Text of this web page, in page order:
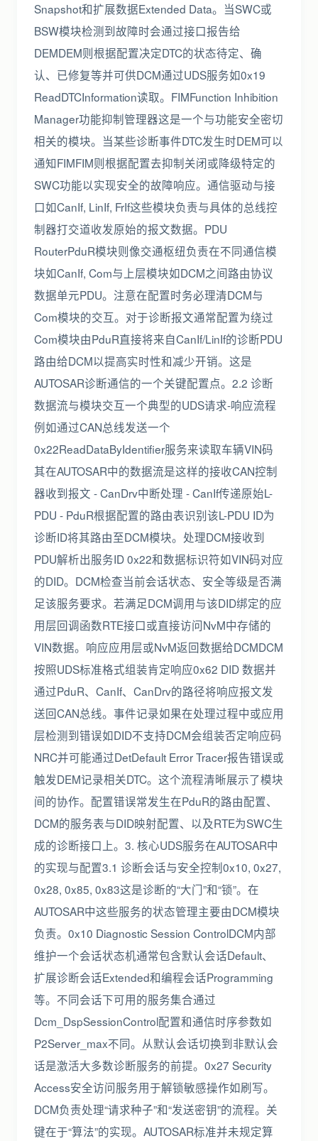
Snapshot和扩展数据Extended Data。当SWC或
BSW模块检测到故障时会通过接口报告给
DEMDEM则根据配置决定DTC的状态待定、确
认、已修复等并可供DCM通过UDS服务如0x19
ReadDTCInformation读取。FIMFunction Inhibition
Manager功能抑制管理器这是一个与功能安全密切
相关的模块。当某些诊断事件DTC发生时DEM可以
通知FIMFIM则根据配置去抑制关闭或降级特定的
SWC功能以实现安全的故障响应。通信驱动与接
口如CanIf, LinIf, FrIf这些模块负责与具体的总线控
制器打交道收发原始的报文数据。PDU
RouterPduR模块则像交通枢纽负责在不同通信模
块如CanIf, Com与上层模块如DCM之间路由协议
数据单元PDU。注意在配置时务必理清DCM与
Com模块的交互。对于诊断报文通常配置为绕过
Com模块由PduR直接将来自CanIf/LinIf的诊断PDU
路由给DCM以提高实时性和减少开销。这是
AUTOSAR诊断通信的一个关键配置点。2.2 诊断
数据流与模块交互一个典型的UDS请求-响应流程
例如通过CAN总线发送一个
0x22ReadDataByIdentifier服务来读取车辆VIN码
其在AUTOSAR中的数据流是这样的接收CAN控制
器收到报文 - CanDrv中断处理 - CanIf传递原始L-
PDU - PduR根据配置的路由表识别该L-PDU ID为
诊断ID将其路由至DCM模块。处理DCM接收到
PDU解析出服务ID 0x22和数据标识符如VIN码对应
的DID。DCM检查当前会话状态、安全等级是否满
足该服务要求。若满足DCM调用与该DID绑定的应
用层回调函数RTE接口或直接访问NvM中存储的
VIN数据。响应应用层或NvM返回数据给DCMDCM
按照UDS标准格式组装肯定响应0x62 DID 数据并
通过PduR、CanIf、CanDrv的路径将响应报文发
送回CAN总线。事件记录如果在处理过程中或应用
层检测到错误如DID不支持DCM会组装否定响应码
NRC并可能通过DetDefault Error Tracer报告错误或
触发DEM记录相关DTC。这个流程清晰展示了模块
间的协作。配置错误常发生在PduR的路由配置、
DCM的服务表与DID映射配置、以及RTE为SWC生
成的诊断接口上。3. 核心UDS服务在AUTOSAR中
的实现与配置3.1 诊断会话与安全控制0x10, 0x27,
0x28, 0x85, 0x83这是诊断的“大门”和“锁”。在
AUTOSAR中这些服务的状态管理主要由DCM模块
负责。0x10 Diagnostic Session ControlDCM内部
维护一个会话状态机通常包含默认会话Default、
扩展诊断会话Extended和编程会话Programming
等。不同会话下可用的服务集合通过
Dcm_DspSessionControl配置和通信时序参数如
P2Server_max不同。从默认会话切换到非默认会
话是激活大多数诊断服务的前提。0x27 Security
Access安全访问服务用于解锁敏感操作如刷写。
DCM负责处理“请求种子”和“发送密钥”的流程。关
键在于“算法”的实现。AUTOSAR标准并未规定算